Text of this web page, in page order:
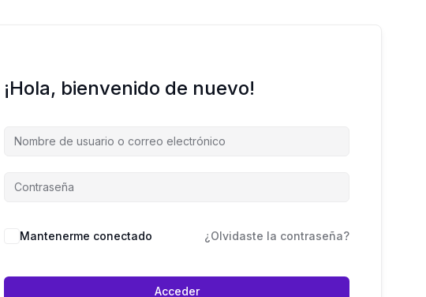
¡Hola, bienvenido de nuevo!
Mantenerme conectado ¿Olvidaste la contraseña?
Acceder